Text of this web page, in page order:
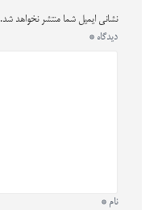
نشانی ایمیل شما منتشر نخواهد شد.
دیدگاه *
نام *